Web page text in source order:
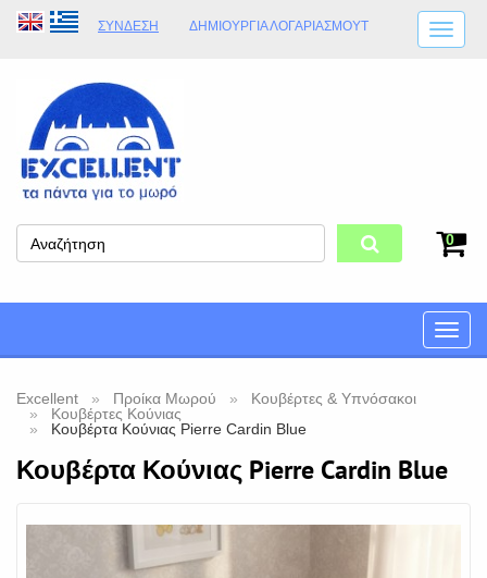
ΣΎΝΔΕΣΗ ΔΗΜΙΟΥΡΓΊΑ ΛΟΓΑΡΙΑΣΜΟΎT
ΩΡΆΡΙΟ ΚΑΤΑΣΤΉΜΑΤΟΣ
ΦΥΣΙΚΌ ΚΑΤΆΣΤΗΜΑ
0
Toggle
Excellent Προίκα Μωρού
Κουβέρτες & Υπνόσακοι
Κουβέρτες Κούνιας
Κουβέρτα Κούνιας Pierre Cardin Blue
Κουβέρτα Κούνιας Pierre Cardin Blue